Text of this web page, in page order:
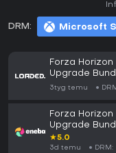
DRM: Microsoft
Forza
Upgrade
Series X|S/
3tyg temu
Forza
Upgrade
(Windows/
XBOX LIVE
★5.0
3d temu DRM: